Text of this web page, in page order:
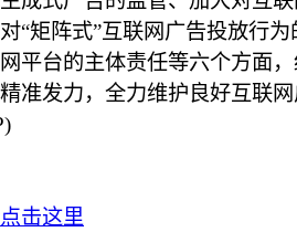
“矩阵式”互联网广告投放行为
平台的主体责任等六个方面
准发力，全力维护良好互联
击这里